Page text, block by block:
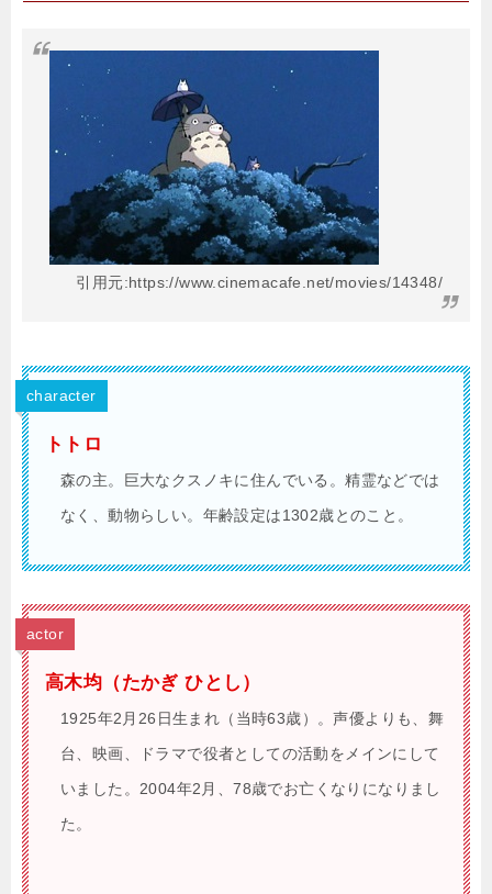
引用元:https://www.cinemacafe.net/movies/14348/
character
トトロ
森の主。巨大なクスノキに住んでいる。精霊などでは
なく、動物らしい。年齢設定は1302歳とのこと。
actor
高木均（たかぎ ひとし）
1925年2月26日生まれ（当時63歳）。声優よりも、舞
台、映画、ドラマで役者としての活動をメインにして
いました。2004年2月、78歳でお亡くなりになりまし
た。